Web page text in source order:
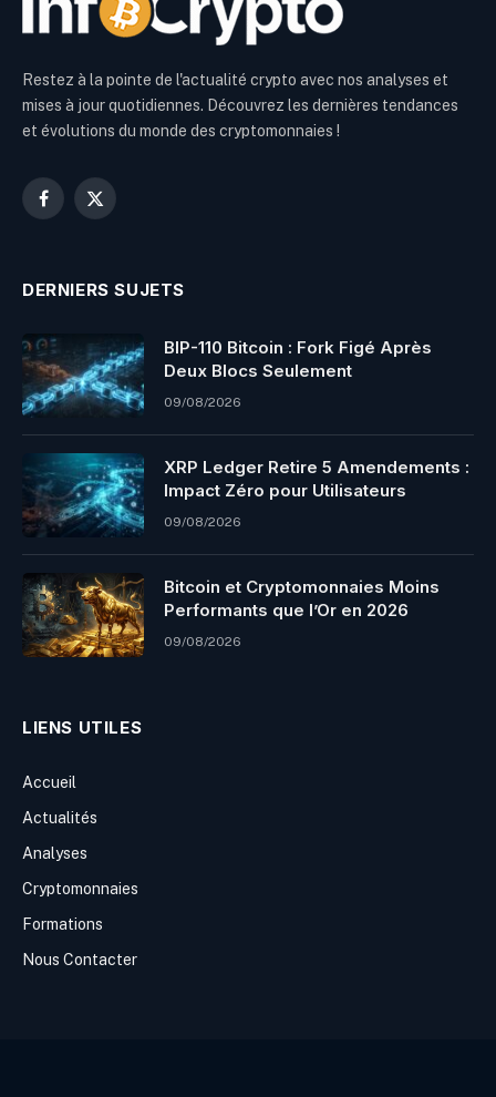
Restez à la pointe de l'actualité crypto avec nos analyses et
mises à jour quotidiennes. Découvrez les dernières tendances
et évolutions du monde des cryptomonnaies !
Facebook
X
DERNIERS SUJETS
BIP-110 Bitcoin : Fork Figé Après
Deux Blocs Seulement
09/08/2026
XRP Ledger Retire 5 Amendements :
Impact Zéro pour Utilisateurs
09/08/2026
Bitcoin et Cryptomonnaies Moins
Performants que l’Or en 2026
09/08/2026
LIENS UTILES
Accueil
Actualités
Analyses
Cryptomonnaies
Formations
Nous Contacter